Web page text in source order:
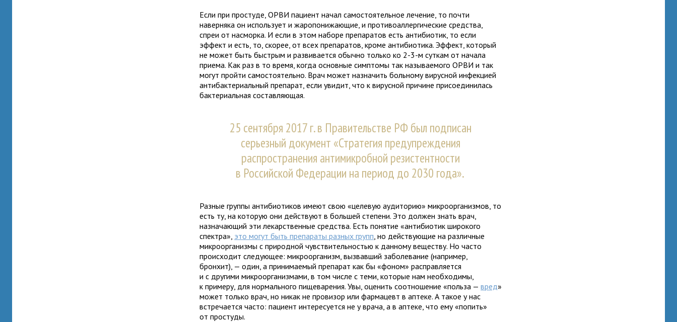
Если при простуде, ОРВИ пациент начал самостоятельное лечение, то почти
наверняка он использует и жаропонижающие, и противоаллергические средства,
спреи от насморка. И если в этом наборе препаратов есть антибиотик, то если
эффект и есть, то, скорее, от всех препаратов, кроме антибиотика. Эффект, который
не может быть быстрым и развивается обычно только ко 2-3-м суткам от начала
приема. Как раз в то время, когда основные симптомы так называемого ОРВИ и так
могут пройти самостоятельно. Врач может назначить больному вирусной инфекцией
антибактериальный препарат, если увидит, что к вирусной причине присоединилась
бактериальная составляющая.
25 сентября 2017 г. в Правительстве РФ был подписан
серьезный документ «Стратегия предупреждения
распространения антимикробной резистентности
в Российской Федерации на период до 2030 года».
Разные группы антибиотиков имеют свою «целевую аудиторию» микроорганизмов, то
есть ту, на которую они действуют в большей степени. Это должен знать врач,
назначающий эти лекарственные средства. Есть понятие «антибиотик широкого
спектра», это могут быть препараты разных групп, но действующие на различные
микроорганизмы с природной чувствительностью к данному веществу. Но часто
происходит следующее: микроорганизм, вызвавший заболевание (например,
бронхит), — один, а принимаемый препарат как бы «фоном» расправляется
и с другими микроорганизмами, в том числе с теми, которые нам необходимы,
к примеру, для нормального пищеварения. Увы, оценить соотношение «польза —вред»
может только врач, но никак не провизор или фармацевт в аптеке. А такое у нас
встречается часто: пациент интересуется не у врача, а в аптеке, что ему «попить»
от простуды.